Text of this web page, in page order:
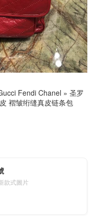
Fendi Chanel » 圣罗
褶皱绗缝真皮链条包
款式圖片